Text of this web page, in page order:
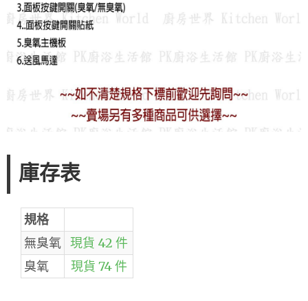
庫存表
規格
無臭氧 現貨 42 件
臭氧
現貨 74 件